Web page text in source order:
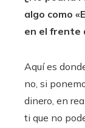
algo como
en el frente
Aquí es
no, si
dinero, en
ti que no